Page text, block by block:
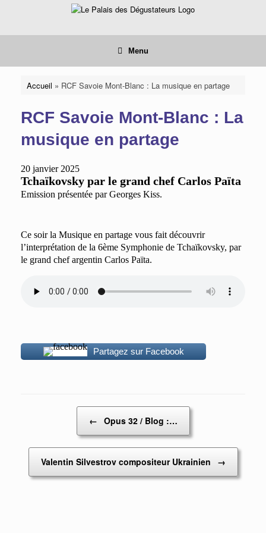
Menu
Accueil » RCF Savoie Mont-Blanc : La musique en partage
RCF Savoie Mont-Blanc : La
musique en partage
20 janvier 2025
Tchaïkovsky par le grand chef Carlos Païta
Emission présentée par Georges Kiss.
Ce soir la Musique en partage vous fait découvrir
l’interprétation de la 6ème Symphonie de Tchaïkovsky, par
le grand chef argentin Carlos Païta.
Partagez sur Facebook
← Opus 32 / Blog :…
Valentin Silvestrov compositeur Ukrainien →